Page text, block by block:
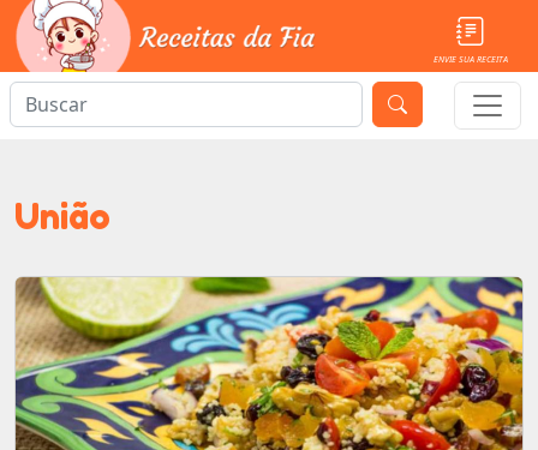
ENVIE SUA RECEITA
União